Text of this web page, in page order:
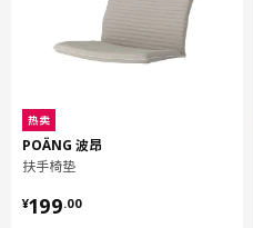
容量
重量
包装数量
热卖
POÄNG 波昂
扶手椅垫
¥199.00
¥ 199.00